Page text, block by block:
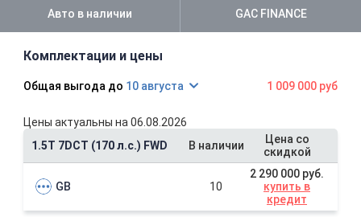
Авто в наличии GAC FINANCE
Комплектации и цены
10 августа 1 009 000 руб
Цены актуальны на 06.08.2026
1.5T 7DCT (170 л.с.) FWD
В наличии
Цена со
скидкой
GB 10
2 290 000 руб.
купить в
кредит